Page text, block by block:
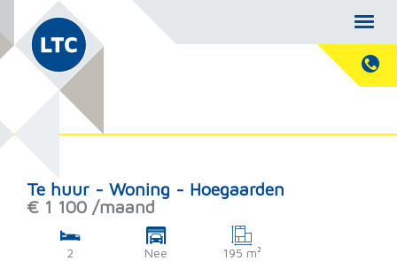
Te huur - Woning - Hoegaarden
€ 1 100 /maand
2 Nee 195 m²